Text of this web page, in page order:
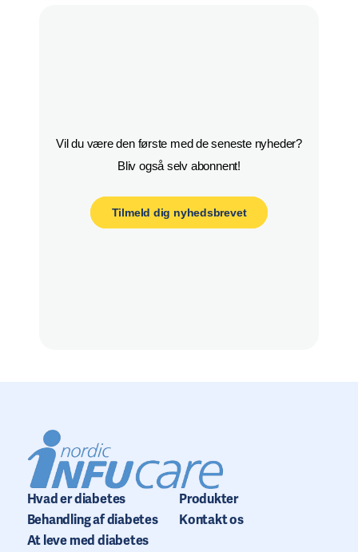
Vil du være den første med de seneste nyheder?
Bliv også selv abonnent!
Tilmeld dig nyhedsbrevet
Hvad er diabetes
Behandling af diabetes
At leve med diabetes
Produkter
Kontakt os